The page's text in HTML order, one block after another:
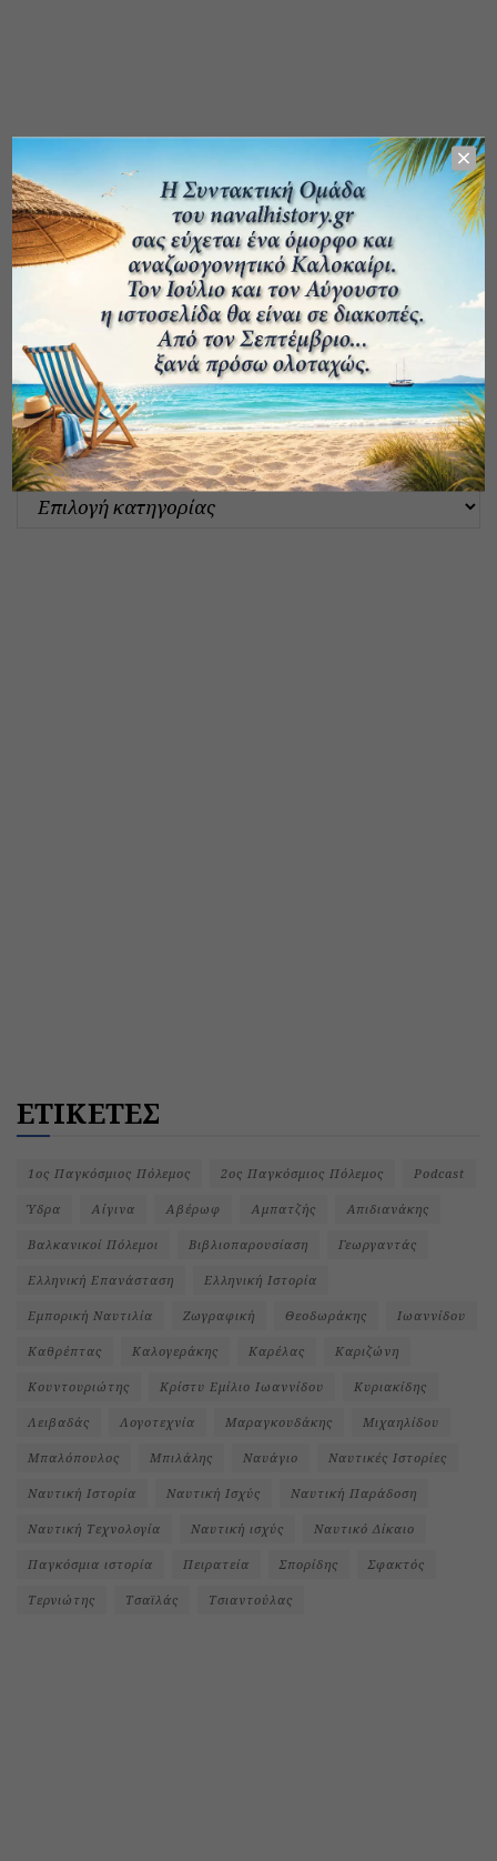
ΑΡΧΕΙΟ ΔΗΜΟΣΙΕΥΣΕΩΝ
ΚΑΤΗΓΟΡΙΕΣ
ΕΤΙΚΕΤΕΣ
1ος Παγκόσμιος Πόλεμος 2ος Παγκόσμιος Πόλεμος Podcast
Ύδρα Αίγινα Αβέρωφ Αμπατζής Απιδιανάκης
Βαλκανικοί Πόλεμοι Βιβλιοπαρουσίαση Γεωργαντάς
Ελληνική Επανάσταση Ελληνική Ιστορία
Εμπορική Ναυτιλία Ζωγραφική Θεοδωράκης Ιωαννίδου
Καθρέπτας Καλογεράκης Καρέλας Καριζώνη
Κουντουριώτης Κρίστυ Εμίλιο Ιωαννίδου Κυριακίδης
Λειβαδάς Λογοτεχνία Μαραγκουδάκης Μιχαηλίδου
Μπαλόπουλος Μπιλάλης Ναυάγιο Ναυτικές Ιστορίες
Ναυτική Ιστορία Ναυτική Ισχύς Ναυτική Παράδοση
Ναυτική Τεχνολογία Ναυτική ισχύς Ναυτικό Δίκαιο
Παγκόσμια ιστορία Πειρατεία Σπορίδης Σφακτός
Τερνιώτης Τσαϊλάς Τσιαντούλας